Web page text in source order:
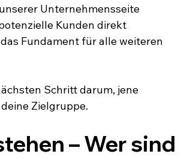
Unternehmensseite
Kunden direkt
Fundament für alle weiteren
Schritt darum, jene
Zielgruppe.
– Wer sind